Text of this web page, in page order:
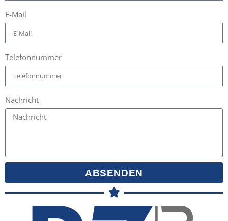
E-Mail
Telefonnummer
Nachricht
ABSENDEN